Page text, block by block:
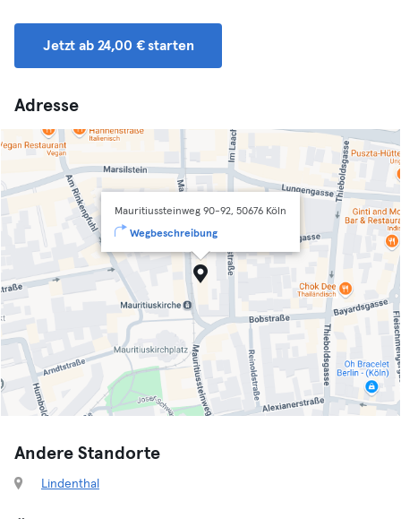
Jetzt ab 24,00 € starten
Adresse
Mauritiussteinweg 90-92, 50676 Köln
Wegbeschreibung
Andere Standorte
Lindenthal